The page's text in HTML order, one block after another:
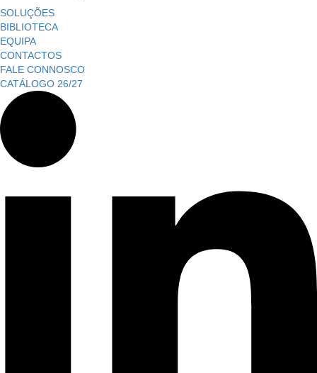
SOLUÇÕES
BIBLIOTECA
EQUIPA
CONTACTOS
FALE CONNOSCO
CATÁLOGO 26/27